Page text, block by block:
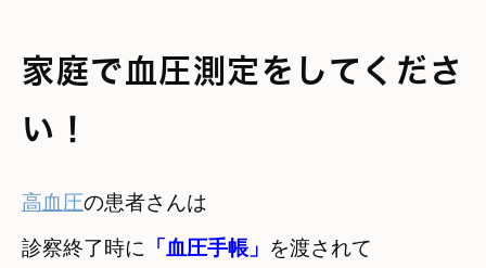
家庭で血圧測定をしてくださ
い！
高血圧の患者さんは
診察終了時に 「血圧手帳」 を渡されて